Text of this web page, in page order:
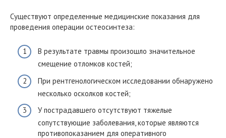
Существуют определенные медицинские показания для
проведения операции остеосинтеза:
В результате травмы произошло значительное
смещение отломков костей;
При рентгенологическом исследовании обнаружено
несколько осколков костей;
У пострадавшего отсутствуют тяжелые
сопутствующие заболевания, которые являются
противопоказанием для оперативного